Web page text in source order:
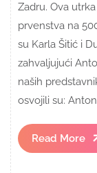
Zadru. Ova
prvenstva na
su Karla Šitić i
zahvaljujući
naših
osvojili su:
Read More